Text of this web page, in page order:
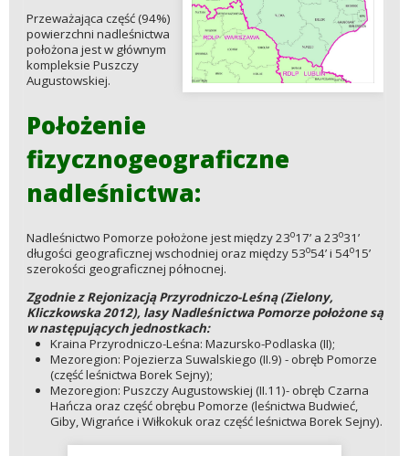
Przeważająca część (94%)
powierzchni nadleśnictwa
położona jest w głównym
kompleksie Puszczy
Augustowskiej.
Położenie
fizycznogeograficzne
nadleśnictwa:
Nadleśnictwo Pomorze położone jest między 23o17’ a 23o31’
długości geograficznej wschodniej oraz między 53o54’ i 54o15’
szerokości geograficznej północnej.
Zgodnie z Rejonizacją Przyrodniczo-Leśną (Zielony,
Kliczkowska 2012), lasy Nadleśnictwa Pomorze położone są
w następujących jednostkach:
Kraina Przyrodniczo-Leśna: Mazursko-Podlaska (II);
Mezoregion: Pojezierza Suwalskiego (II.9) - obręb Pomorze
(część leśnictwa Borek Sejny);
Mezoregion: Puszczy Augustowskiej (II.11)- obręb Czarna
Hańcza oraz część obrębu Pomorze (leśnictwa Budwieć,
Giby, Wigrańce i Wiłkokuk oraz część leśnictwa Borek Sejny).